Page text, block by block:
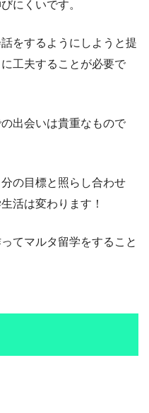
にくいです。
をするようにしようと提
工夫することが必要で
出会いは貴重なもので
の目標と照らし合わせ
活は変わります！
てマルタ留学をすること